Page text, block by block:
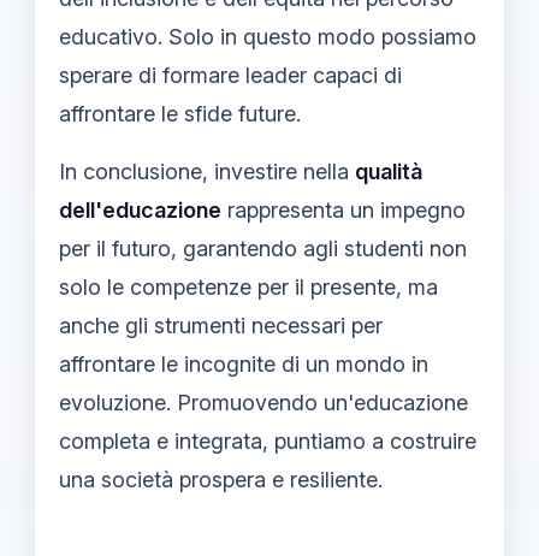
educativo. Solo in questo modo possiamo
sperare di formare leader capaci di
affrontare le sfide future.
In conclusione, investire nella qualità
dell'educazione rappresenta un impegno
per il futuro, garantendo agli studenti non
solo le competenze per il presente, ma
anche gli strumenti necessari per
affrontare le incognite di un mondo in
evoluzione. Promuovendo un'educazione
completa e integrata, puntiamo a costruire
una società prospera e resiliente.